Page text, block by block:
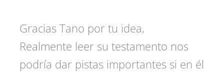
Gracias Tano por tu idea,
Realmente leer su testamento nos
podría dar pistas importantes si en él